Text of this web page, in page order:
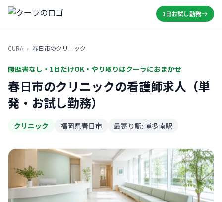
1日お試し勤務
CURA › 春日市のクリニック
履歴書なし・1日だけOK・やり取りはクーラにおまかせ
春日市のクリニックの看護師求人（単
発・お試し勤務）
クリニック 福岡県春日市 最寄り駅: 博多南駅